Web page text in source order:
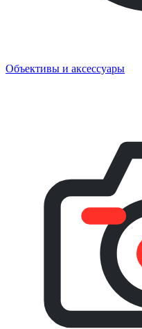
Объективы и аксессуары